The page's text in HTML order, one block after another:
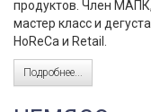
продуктов. Член
мастер класс и
HoReCa и Retail.
Подробнее...